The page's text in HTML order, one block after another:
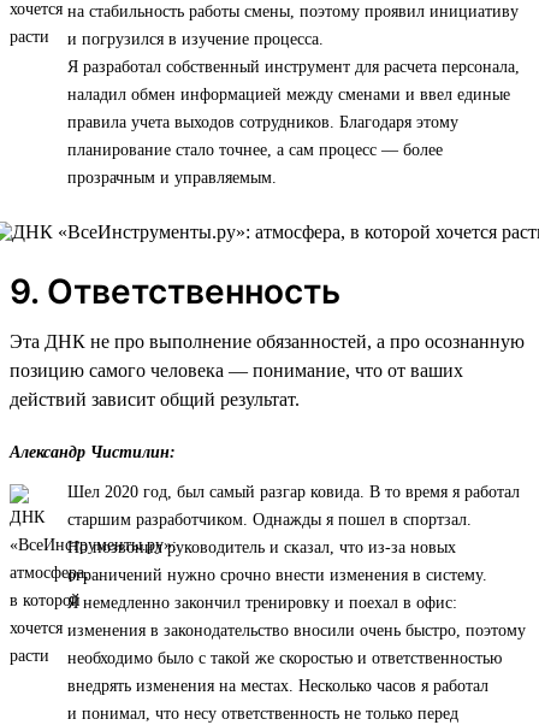
на стабильность работы смены, поэтому проявил инициативу
и погрузился в изучение процесса.
Я разработал собственный инструмент для расчета персонала,
наладил обмен информацией между сменами и ввел единые
правила учета выходов сотрудников. Благодаря этому
планирование стало точнее, а сам процесс — более
прозрачным и управляемым.
9. Ответственность
Эта ДНК не про выполнение обязанностей, а про осознанную
позицию самого человека — понимание, что от ваших
действий зависит общий результат.
Александр Чистилин:
Шел 2020 год, был самый разгар ковида. В то время я работал
старшим разработчиком. Однажды я пошел в спортзал.
Но позвонил руководитель и сказал, что из-за новых
ограничений нужно срочно внести изменения в систему.
Я немедленно закончил тренировку и поехал в офис:
изменения в законодательство вносили очень быстро, поэтому
необходимо было с такой же скоростью и ответственностью
внедрять изменения на местах. Несколько часов я работал
и понимал, что несу ответственность не только перед